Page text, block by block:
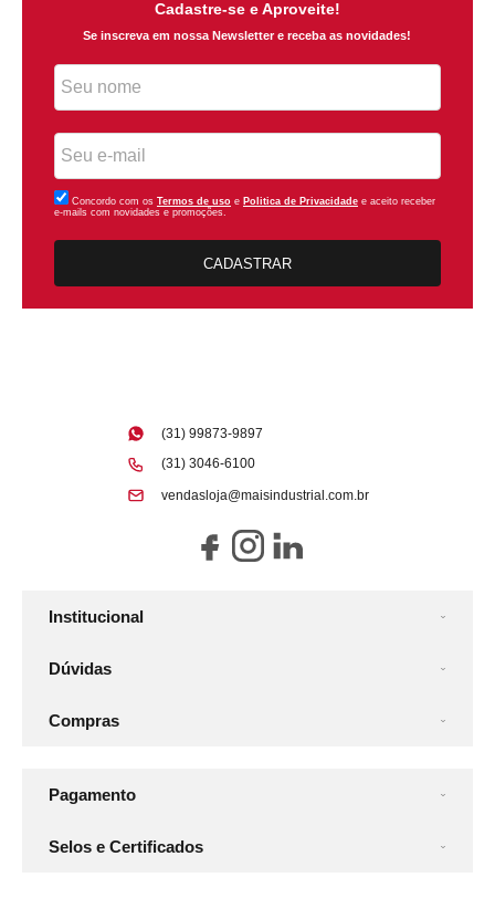
Cadastre-se e Aproveite!
Se inscreva em nossa Newsletter e receba as novidades!
Concordo com os Termos de usoe Politica de Privacidadee aceito receber
e-mails com novidades e promoções.
CADASTRAR
Institucional
Dúvidas
Compras
(31) 99873-9897
(31) 3046-6100
vendasloja@maisindustrial.com.br
Pagamento
Selos e Certificados